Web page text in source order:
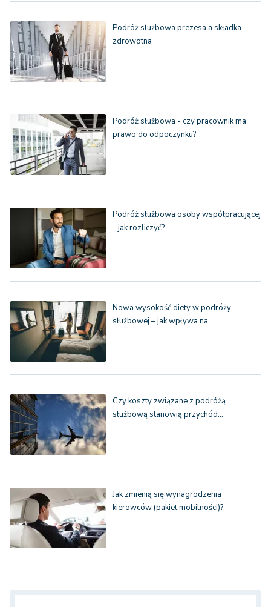
Podróż służbowa prezesa a składka
zdrowotna
Podróż służbowa - czy pracownik ma
prawo do odpoczynku?
Podróż służbowa osoby współpracującej
- jak rozliczyć?
Nowa wysokość diety w podróży
służbowej – jak wpływa na…
Czy koszty związane z podróżą
służbową stanowią przychód…
Jak zmienią się wynagrodzenia
kierowców (pakiet mobilności)?